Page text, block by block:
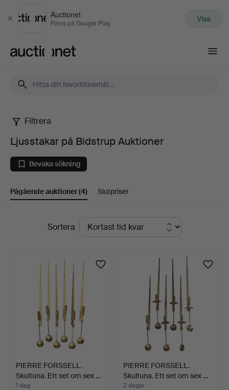
Stäng
Auctionet
Finns på Google Play Visa
Ljusstakar
på
Bidstrup
Auktioner
Filtrera
Ljusstakar på Bidstrup Auktioner
Bevaka sökning
Pågående auktioner(4) Slutpriser
PågåendeSortera
PIERRE FORSSELL.
Skultuna. Ett set om sex …
1 dag
PIERRE FORSSELL.
Skultuna. Ett set om sex …
2 dagar